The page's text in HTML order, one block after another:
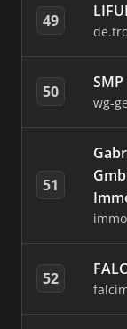
49
50
wg-
51
52